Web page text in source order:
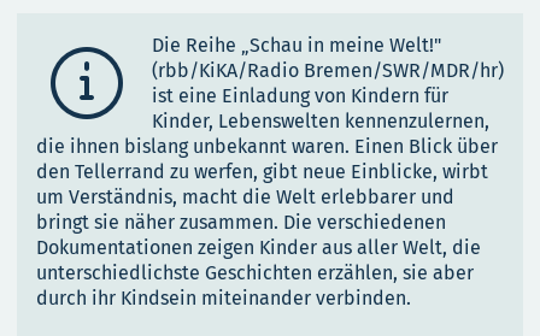

Die Reihe „Schau in meine Welt!"
(rbb/KiKA/Radio Bremen/SWR/MDR/hr)
ist eine Einladung von Kindern für
Kinder, Lebenswelten kennenzulernen,
die ihnen bislang unbekannt waren. Einen Blick über
den Tellerrand zu werfen, gibt neue Einblicke, wirbt
um Verständnis, macht die Welt erlebbarer und
bringt sie näher zusammen. Die verschiedenen
Dokumentationen zeigen Kinder aus aller Welt, die
unterschiedlichste Geschichten erzählen, sie aber
durch ihr Kindsein miteinander verbinden.